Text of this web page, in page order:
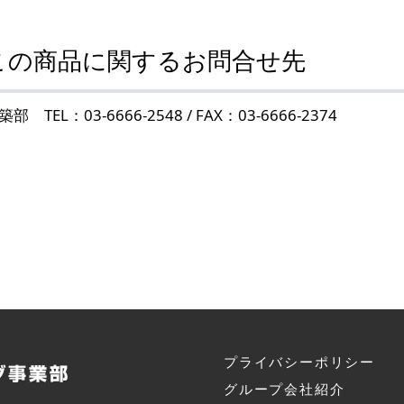
の商品に関するお問合せ先
部 TEL：03-6666-2548 / FAX：03-6666-2374
プライバシーポリシー
グループ会社紹介